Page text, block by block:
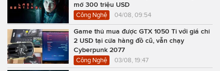
mở 300 triệu USD
Công Nghệ 04/08, 09:54
Game thủ mua được GTX 1050 Ti với giá chỉ
2 USD tại cửa hàng đồ cũ, vẫn chạy
Cyberpunk 2077
Công Nghệ 03/08, 19:47